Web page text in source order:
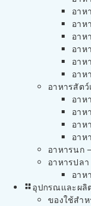
อาห
อาห
อาห
อาห
อาห
อาห
อาหารสัต
อาห
อาห
อาห
อาห
อาหารนก
อาหารปลา
อาห
อุปกรณและผลิ
ของใช้สำห